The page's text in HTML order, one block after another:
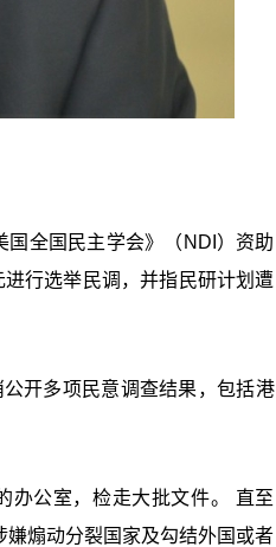
全国民主学会》（NDI）资助
行选举民调，并指民研计划遭
开多项民意调查结果，包括港
办公室，检走大批文件。 直至
煽动分裂国家及勾结外国或者